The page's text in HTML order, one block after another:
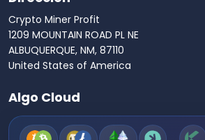
Crypto Miner Profit
1209 MOUNTAIN ROAD PL NE
ALBUQUERQUE, NM, 87110
United States of America
Algo Cloud